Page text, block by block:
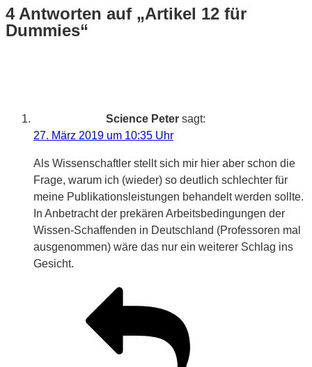
4 Antworten auf „Artikel 12 für
Dummies“
Science Peter sagt:
27. März 2019 um 10:35 Uhr
Als Wissenschaftler stellt sich mir hier aber schon die
Frage, warum ich (wieder) so deutlich schlechter für
meine Publikationsleistungen behandelt werden sollte.
In Anbetracht der prekären Arbeitsbedingungen der
Wissen-Schaffenden in Deutschland (Professoren mal
ausgenommen) wäre das nur ein weiterer Schlag ins
Gesicht.